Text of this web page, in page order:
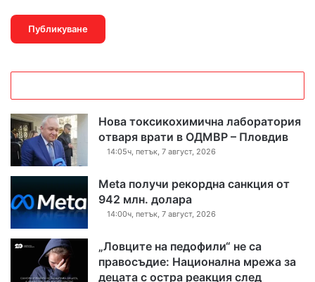
Нова токсикохимична лаборатория
отваря врати в ОДМВР – Пловдив
14:05ч, петък, 7 август, 2026
Meta получи рекордна санкция от
942 млн. долара
14:00ч, петък, 7 август, 2026
„Ловците на педофили“ не са
правосъдие: Национална мрежа за
децата с остра реакция след